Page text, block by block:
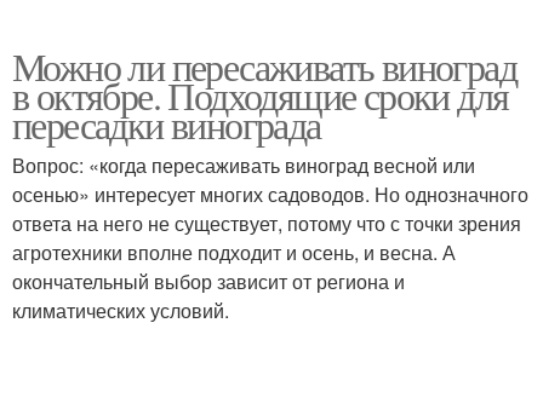
Можно ли пересаживать виноград
в октябре. Подходящие сроки для
пересадки винограда
Вопрос: «когда пересаживать виноград весной или
осенью» интересует многих садоводов. Но однозначного
ответа на него не существует, потому что с точки зрения
агротехники вполне подходит и осень, и весна. А
окончательный выбор зависит от региона и
климатических условий.